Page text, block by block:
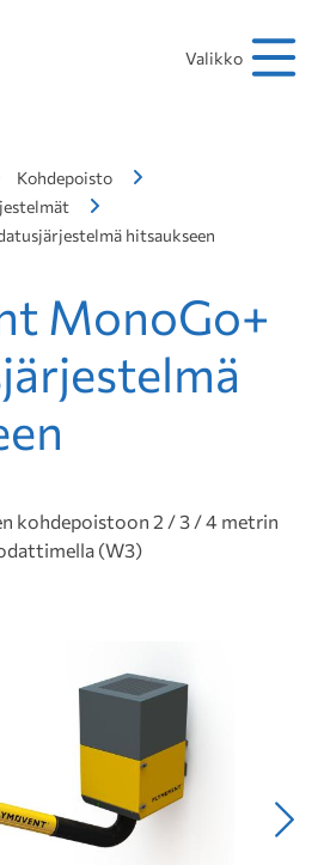
Valikko
Kohdepoisto
hitsaukseen
MonoGo+
kohdepoistoon 2 / 3 / 4 metrin
(W3)